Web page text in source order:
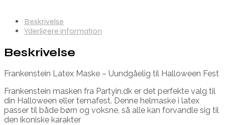
Beskrivelse
Yderligere information
Beskrivelse
Frankenstein Latex Maske – Uundgåelig til Halloween Fest
Frankenstein masken fra Partyin.dk er det perfekte valg til
din Halloween eller temafest. Denne helmaske i latex
passer til både børn og voksne, så alle kan forvandle sig til
den ikoniske karakter